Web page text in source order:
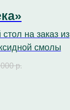
на заказ из
смолы
р.